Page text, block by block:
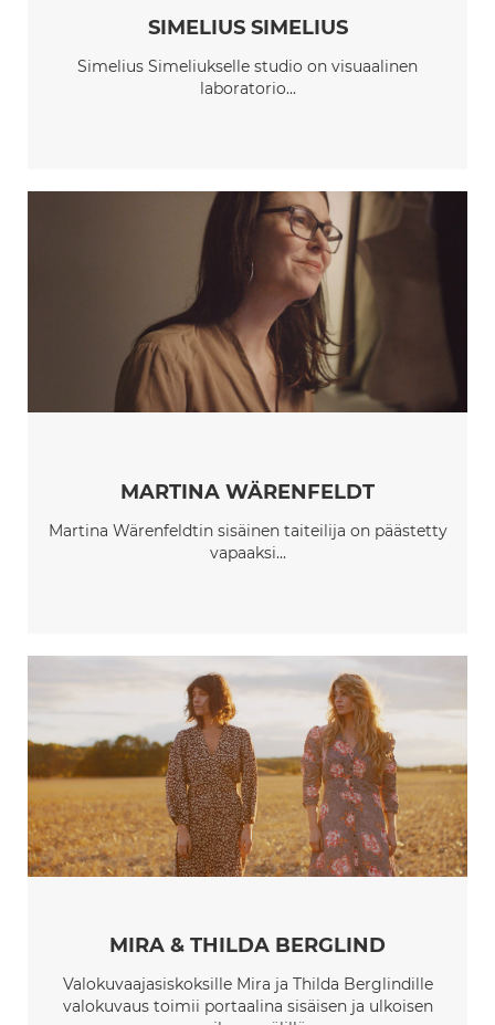
SIMELIUS SIMELIUS
Simelius Simeliukselle studio on visuaalinen
laboratorio...
MARTINA WÄRENFELDT
Martina Wärenfeldtin sisäinen taiteilija on päästetty
vapaaksi...
MIRA & THILDA BERGLIND
Valokuvaajasiskoksille Mira ja Thilda Berglindille
valokuvaus toimii portaalina sisäisen ja ulkoisen